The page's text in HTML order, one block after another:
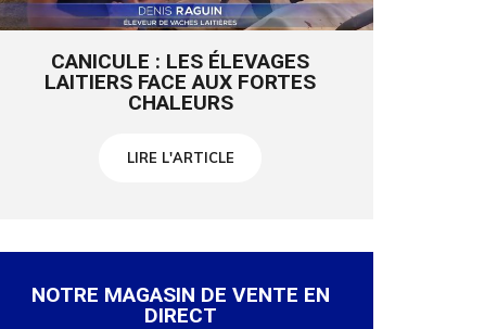
CANICULE : LES ÉLEVAGES
LAITIERS FACE AUX FORTES
CHALEURS
LIRE L'ARTICLE
NOTRE MAGASIN DE VENTE EN
DIRECT